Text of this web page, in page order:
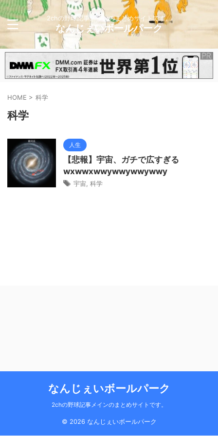
2chの野球記事メインのまとめサイトです。
なんじぇいボールパーク
HOME > 科学
科学
人生
【悲報】宇宙、ガチで広すぎる
wxwwxwwywwywwywwy
宇宙 科学
なんじぇいボールパーク
2chの野球記事メインのまとめサイトです。
© 2026 なんじぇいボールパーク